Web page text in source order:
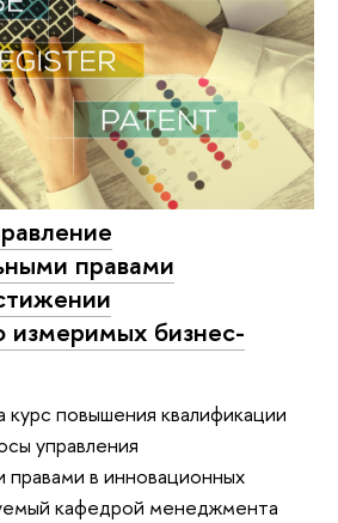
правами
измеримых бизнес-
курс повышения квалификации
управления
правами в инновационных
кафедрой менеджмента